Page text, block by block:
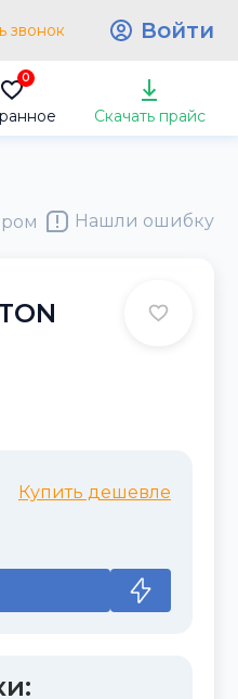
звонок Войти
0
Скачать прайс
Нашли ошибку
Купить дешевле